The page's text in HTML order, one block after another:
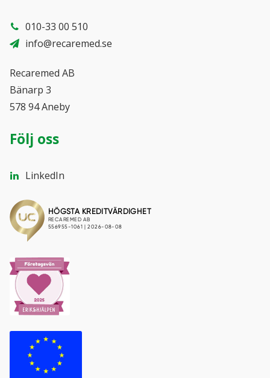
Målgrupper som använder Sjukvårdens Miljötjänst
Kliniskt avfall eller riskavfall?
KATEGORIER
Tillbehör transportboxar
INFORMATION
Transportboxar för covid-19
010-33 00 510
info@recaremed.se
Recaremed AB
Bänarp 3
578 94 Aneby
Följ oss
LinkedIn